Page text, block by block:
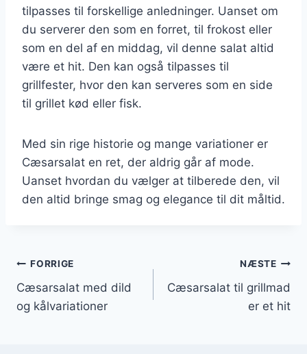
tilpasses til forskellige anledninger. Uanset om
du serverer den som en forret, til frokost eller
som en del af en middag, vil denne salat altid
være et hit. Den kan også tilpasses til
grillfester, hvor den kan serveres som en side
til grillet kød eller fisk.
Med sin rige historie og mange variationer er
Cæsarsalat en ret, der aldrig går af mode.
Uanset hvordan du vælger at tilberede den, vil
den altid bringe smag og elegance til dit måltid.
Indlægsnavigation
FORRIGE
Cæsarsalat med dild
og kålvariationer
NÆSTE
Cæsarsalat til grillmad
er et hit